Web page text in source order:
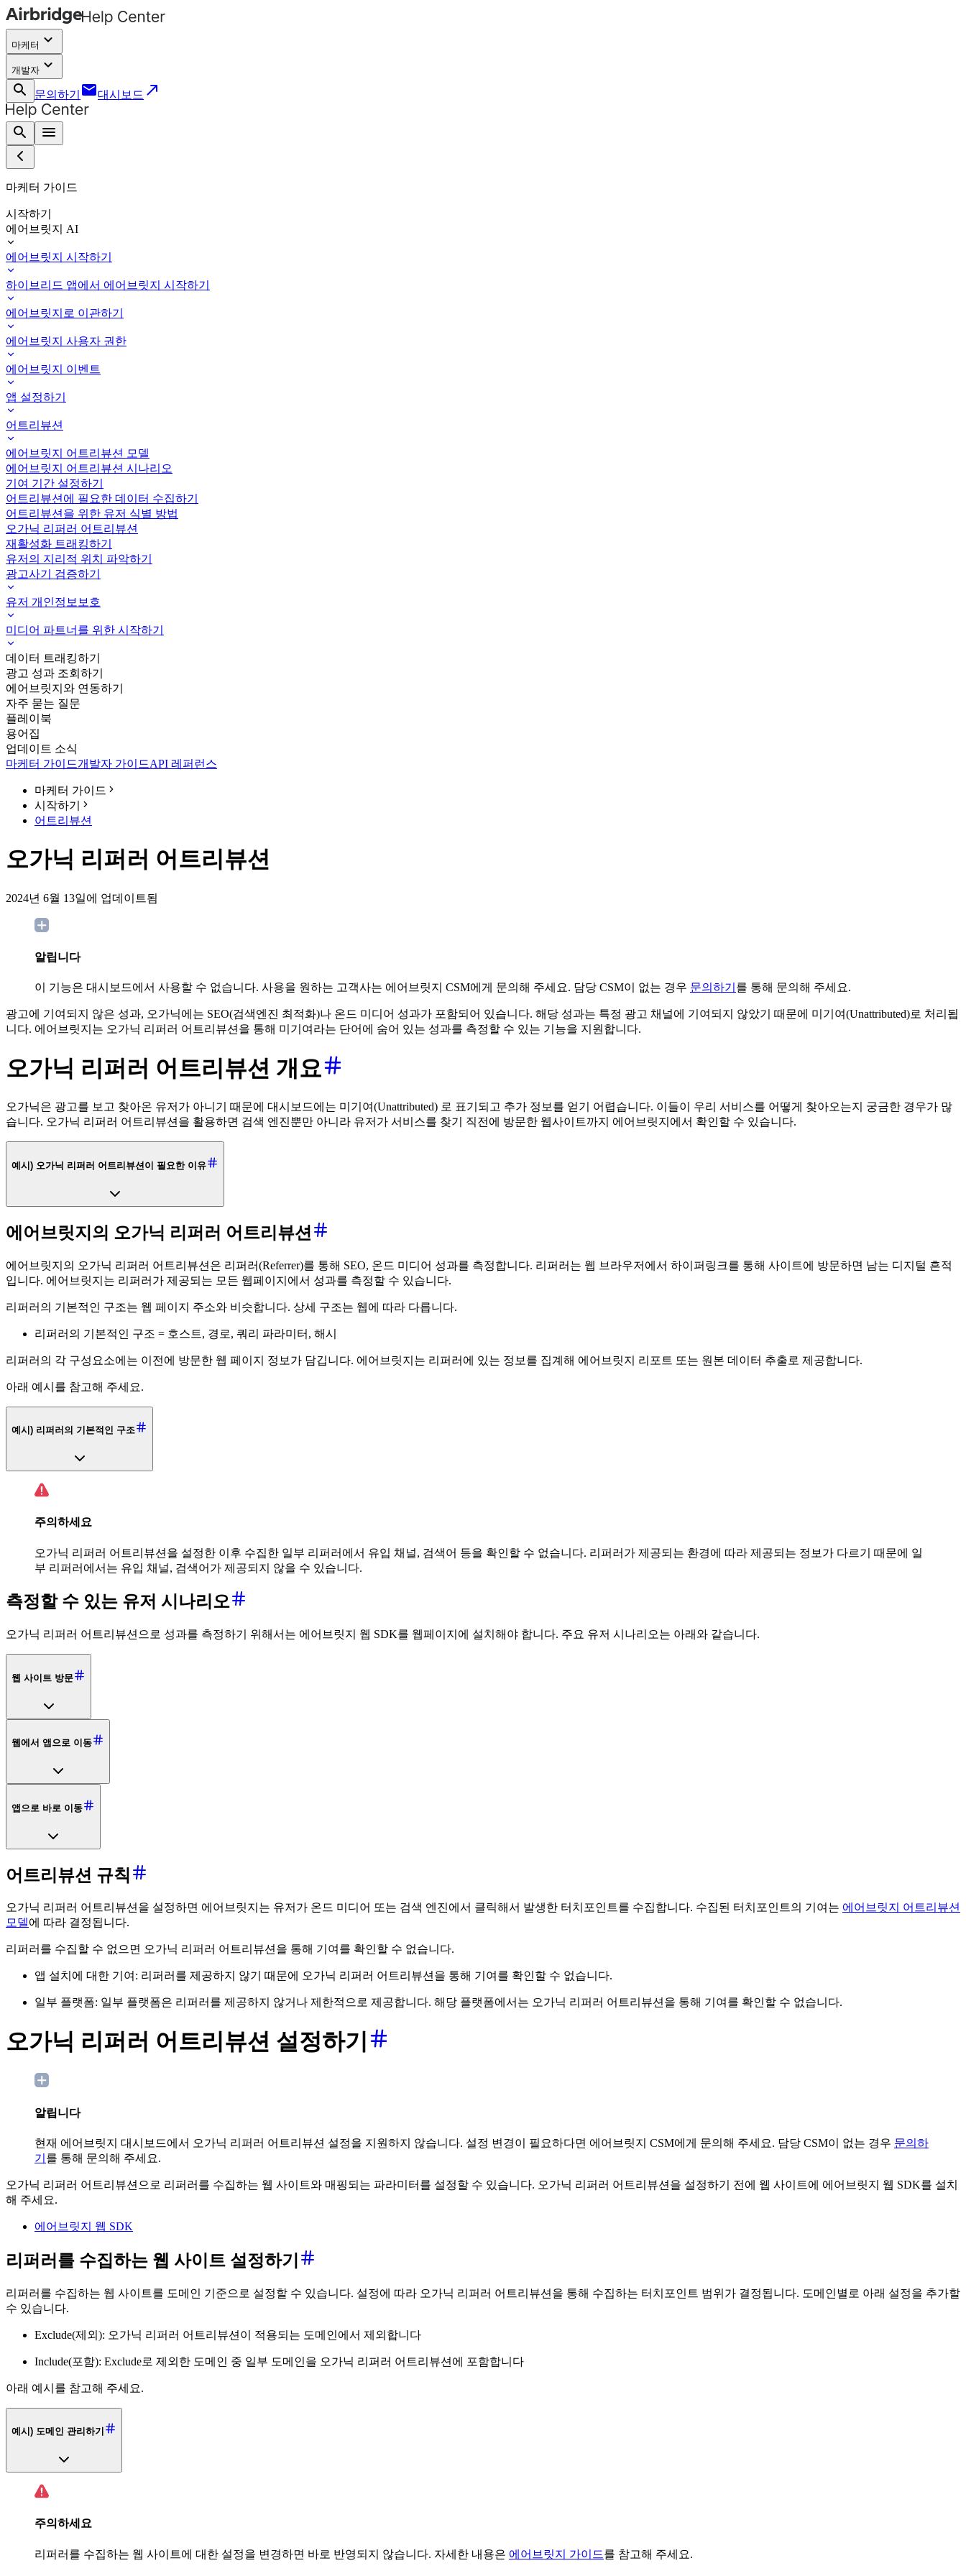
마케터 keyboard_arrow_down
개발자 keyboard_arrow_down
search
문의하기 email대시보드 call_made
search menu
마케터 가이드
시작하기
에어브릿지 AI
에어브릿지 시작하기
하이브리드 앱에서 에어브릿지 시작하기
에어브릿지로 이관하기
에어브릿지 사용자 권한
에어브릿지 이벤트
앱 설정하기
어트리뷰션
에어브릿지 어트리뷰션 모델
에어브릿지 어트리뷰션 시나리오
기여 기간 설정하기
어트리뷰션에 필요한 데이터 수집하기
어트리뷰션을 위한 유저 식별 방법
오가닉 리퍼러 어트리뷰션
재활성화 트래킹하기
유저의 지리적 위치 파악하기
광고사기 검증하기
유저 개인정보보호
미디어 파트너를 위한 시작하기
데이터 트래킹하기
광고 성과 조회하기
에어브릿지와 연동하기
자주 묻는 질문
플레이북
용어집
업데이트 소식
마케터 가이드개발자 가이드API 레퍼런스
마케터 가이드
시작하기
어트리뷰션
오가닉 리퍼러 어트리뷰션
2024년 6월 13일에 업데이트됨
알립니다
이 기능은 대시보드에서 사용할 수 없습니다. 사용을 원하는 고객사는 에어브릿지 CSM에게 문의해 주세요. 담당 CSM이 없는 경우 문의하기 를 통해 문의해 주세요.
광고에 기여되지 않은 성과, 오가닉에는 SEO(검색엔진 최적화)나 온드 미디어 성과가 포함되어 있습니다. 해당 성과는 특정 광고 채널에 기여되지 않았기 때문에 미기여(Unattributed)로 처리됩
니다. 에어브릿지는 오가닉 리퍼러 어트리뷰션을 통해 미기여라는 단어에 숨어 있는 성과를 측정할 수 있는 기능을 지원합니다.
오가닉 리퍼러 어트리뷰션 개요
오가닉은 광고를 보고 찾아온 유저가 아니기 때문에 대시보드에는 미기여(Unattributed) 로 표기되고 추가 정보를 얻기 어렵습니다. 이들이 우리 서비스를 어떻게 찾아오는지 궁금한 경우가 많
습니다. 오가닉 리퍼러 어트리뷰션을 활용하면 검색 엔진뿐만 아니라 유저가 서비스를 찾기 직전에 방문한 웹사이트까지 에어브릿지에서 확인할 수 있습니다.
예시) 오가닉 리퍼러 어트리뷰션이 필요한 이유
에어브릿지의 오가닉 리퍼러 어트리뷰션
에어브릿지의 오가닉 리퍼러 어트리뷰션은 리퍼러(Referrer)를 통해 SEO, 온드 미디어 성과를 측정합니다. 리퍼러는 웹 브라우저에서 하이퍼링크를 통해 사이트에 방문하면 남는 디지털 흔적
입니다. 에어브릿지는 리퍼러가 제공되는 모든 웹페이지에서 성과를 측정할 수 있습니다.
리퍼러의 기본적인 구조는 웹 페이지 주소와 비슷합니다. 상세 구조는 웹에 따라 다릅니다.
리퍼러의 기본적인 구조 = 호스트, 경로, 쿼리 파라미터, 해시
리퍼러의 각 구성요소에는 이전에 방문한 웹 페이지 정보가 담깁니다. 에어브릿지는 리퍼러에 있는 정보를 집계해 에어브릿지 리포트 또는 원본 데이터 추출로 제공합니다.
아래 예시를 참고해 주세요.
예시) 리퍼러의 기본적인 구조
주의하세요
오가닉 리퍼러 어트리뷰션을 설정한 이후 수집한 일부 리퍼러에서 유입 채널, 검색어 등을 확인할 수 없습니다. 리퍼러가 제공되는 환경에 따라 제공되는 정보가 다르기 때문에 일
부 리퍼러에서는 유입 채널, 검색어가 제공되지 않을 수 있습니다.
측정할 수 있는 유저 시나리오
오가닉 리퍼러 어트리뷰션으로 성과를 측정하기 위해서는 에어브릿지 웹 SDK를 웹페이지에 설치해야 합니다. 주요 유저 시나리오는 아래와 같습니다.
웹 사이트 방문
웹에서 앱으로 이동
앱으로 바로 이동
어트리뷰션 규칙
오가닉 리퍼러 어트리뷰션을 설정하면 에어브릿지는 유저가 온드 미디어 또는 검색 엔진에서 클릭해서 발생한 터치포인트를 수집합니다. 수집된 터치포인트의 기여는 에어브릿지 어트리뷰션
모델에 따라 결정됩니다.
리퍼러를 수집할 수 없으면 오가닉 리퍼러 어트리뷰션을 통해 기여를 확인할 수 없습니다.
앱 설치에 대한 기여: 리퍼러를 제공하지 않기 때문에 오가닉 리퍼러 어트리뷰션을 통해 기여를 확인할 수 없습니다.
일부 플랫폼: 일부 플랫폼은 리퍼러를 제공하지 않거나 제한적으로 제공합니다. 해당 플랫폼에서는 오가닉 리퍼러 어트리뷰션을 통해 기여를 확인할 수 없습니다.
오가닉 리퍼러 어트리뷰션 설정하기
알립니다
현재 에어브릿지 대시보드에서 오가닉 리퍼러 어트리뷰션 설정을 지원하지 않습니다. 설정 변경이 필요하다면 에어브릿지 CSM에게 문의해 주세요. 담당 CSM이 없는 경우 문의하
기 를 통해 문의해 주세요.
오가닉 리퍼러 어트리뷰션으로 리퍼러를 수집하는 웹 사이트와 매핑되는 파라미터를 설정할 수 있습니다. 오가닉 리퍼러 어트리뷰션을 설정하기 전에 웹 사이트에 에어브릿지 웹 SDK를 설치
해 주세요.
에어브릿지 웹 SDK
리퍼러를 수집하는 웹 사이트 설정하기
리퍼러를 수집하는 웹 사이트를 도메인 기준으로 설정할 수 있습니다. 설정에 따라 오가닉 리퍼러 어트리뷰션을 통해 수집하는 터치포인트 범위가 결정됩니다. 도메인별로 아래 설정을 추가할
수 있습니다.
Exclude(제외): 오가닉 리퍼러 어트리뷰션이 적용되는 도메인에서 제외합니다
Include(포함): Exclude로 제외한 도메인 중 일부 도메인을 오가닉 리퍼러 어트리뷰션에 포함합니다
아래 예시를 참고해 주세요.
예시) 도메인 관리하기
주의하세요
리퍼러를 수집하는 웹 사이트에 대한 설정을 변경하면 바로 반영되지 않습니다. 자세한 내용은 에어브릿지 가이드를 참고해 주세요.